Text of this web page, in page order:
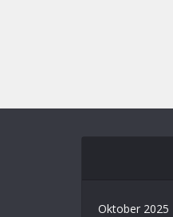
Oktober 2025